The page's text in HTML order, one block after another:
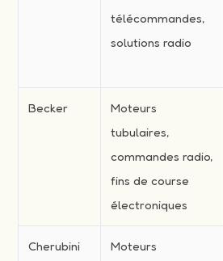
télécommandes,
solutions radio
Becker
Moteurs
tubulaires,
commandes radio,
fins de course
électroniques
Cherubini
Moteurs